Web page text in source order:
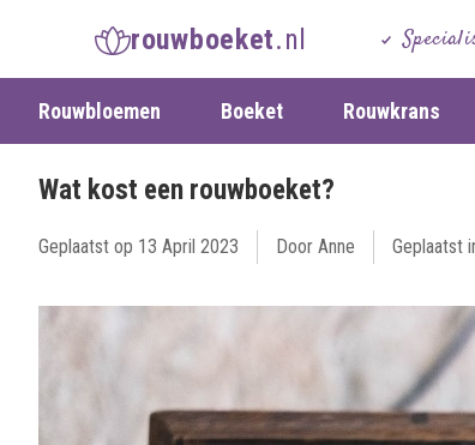
rouwboeket.nl
Rouwbloemen Boeket Rouwkrans
Wat kost een rouwboeket?
Geplaatst op 13 April 2023 Door Anne Geplaatst